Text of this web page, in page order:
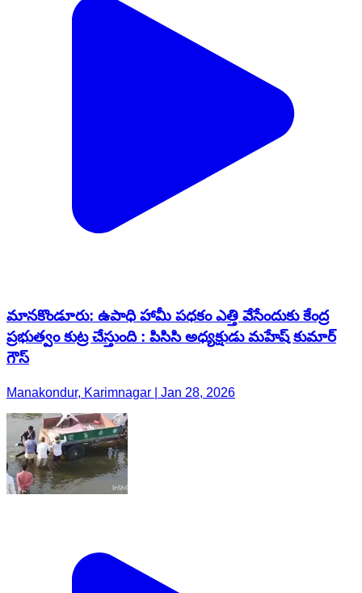
మానకొండూరు: ఉపాధి హామీ పధకం ఎత్తి వేసేందుకు కేంద్ర
ప్రభుత్వం కుట్ర చేస్తుంది : పిసిసి అధ్యక్షుడు మహేష్ కుమార్
గౌస్
Manakondur, Karimnagar | Jan 28, 2026